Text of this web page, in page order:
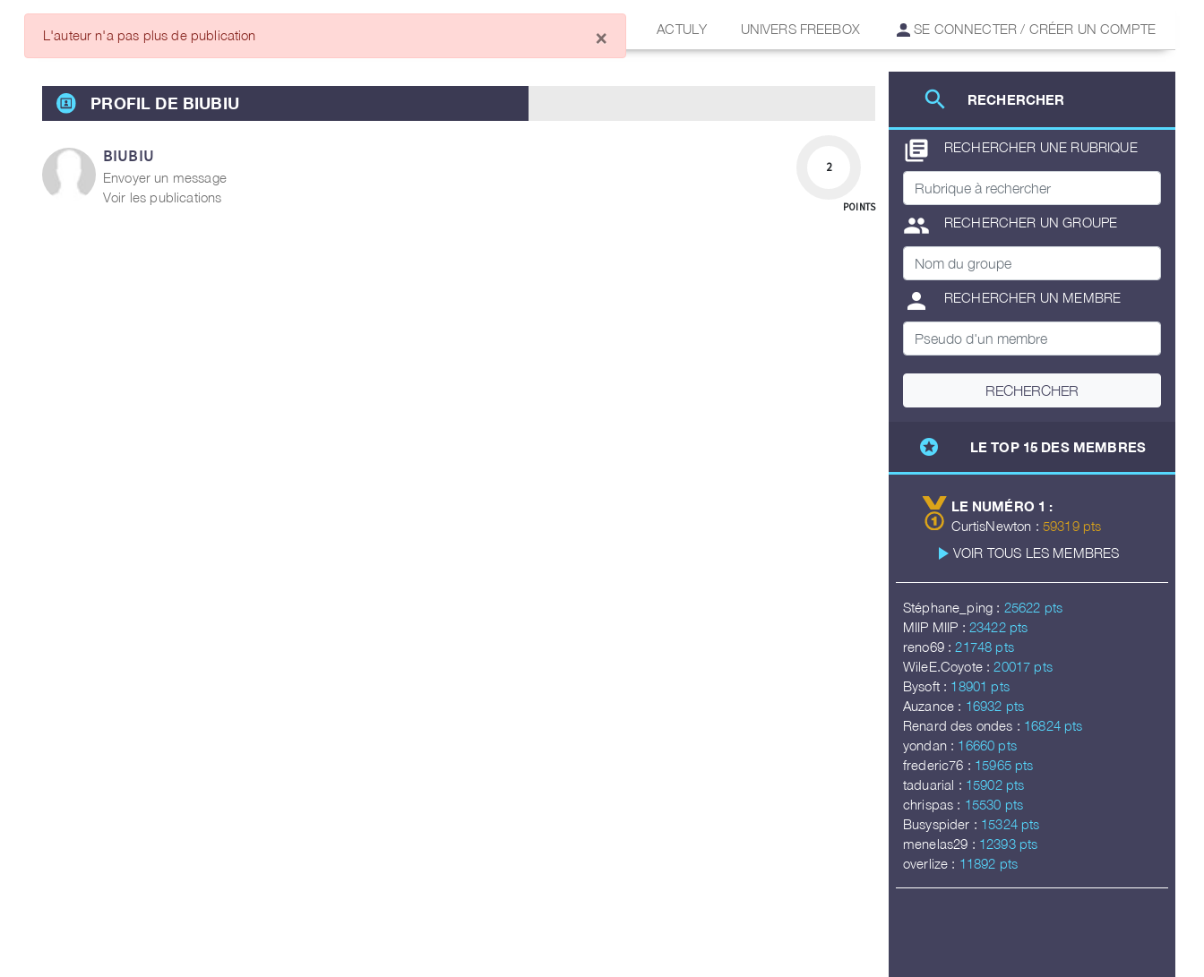
ARTICLES DES MEMBRES ACTULY UNIVERS FREEBOX SE CONNECTER / CRÉER UN COMPTE
search RECHERCHER
library_books RECHERCHER UNE RUBRIQUE
group RECHERCHER UN GROUPE
person RECHERCHER UN MEMBRE
RECHERCHER
stars LE TOP 15 DES MEMBRES
LE NUMÉRO 1 :
CurtisNewton : 59319 pts
play_arrow VOIR TOUS LES MEMBRES
Stéphane_ping : 25622 pts
MIIP MIIP : 23422 pts
reno69 : 21748 pts
WileE.Coyote : 20017 pts
Bysoft : 18901 pts
Auzance : 16932 pts
Renard des ondes : 16824 pts
yondan : 16660 pts
frederic76 : 15965 pts
taduarial : 15902 pts
chrispas : 15530 pts
Busyspider : 15324 pts
menelas29 : 12393 pts
overlize : 11892 pts
PROFIL DE BIUBIU
BIUBIU
Envoyer un message
Voir les publications
2
POINTS
L'auteur n'a pas plus de publication ×